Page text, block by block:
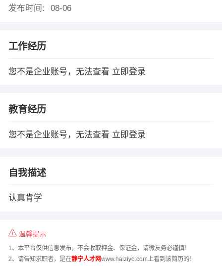
发布时间:
08-06
工作经历
您不是企业账号，无法查看 立即登录
教育经历
您不是企业账号，无法查看 立即登录
自我描述
认真肯学
温馨提示
1、本平台仅供信息发布，不会收取押金、保证金，请微友务必谨慎！
2、请告知求职者，是在静宁人才网www.haiziyo.com上看到该简历的！